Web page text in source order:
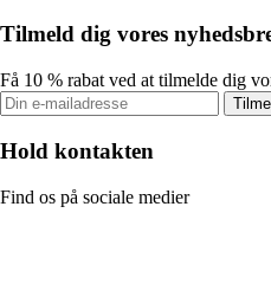
Tilmeld dig vores
Få 10 % rabat ved at tilmelde dig
Hold kontakten
Find os på sociale medier